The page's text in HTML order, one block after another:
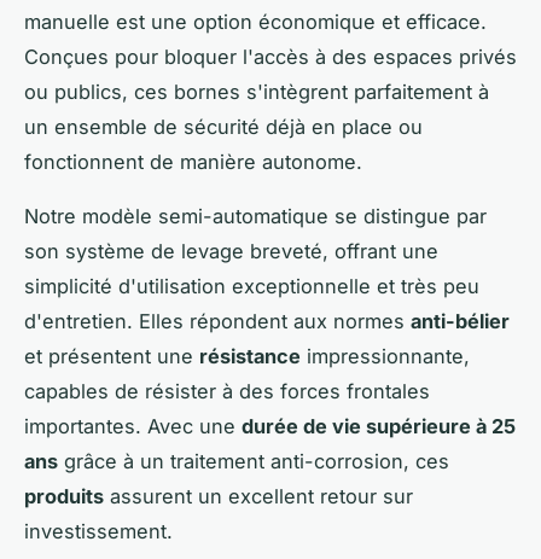
manuelle est une option économique et efficace.
Conçues pour bloquer l'accès à des espaces privés
ou publics, ces bornes s'intègrent parfaitement à
un ensemble de sécurité déjà en place ou
fonctionnent de manière autonome.
Notre modèle semi-automatique se distingue par
son système de levage breveté, offrant une
simplicité d'utilisation exceptionnelle et très peu
d'entretien. Elles répondent aux normes anti-bélier
et présentent une résistance impressionnante,
capables de résister à des forces frontales
importantes. Avec une durée de vie supérieure à 25
ans grâce à un traitement anti-corrosion, ces
produits assurent un excellent retour sur
investissement.